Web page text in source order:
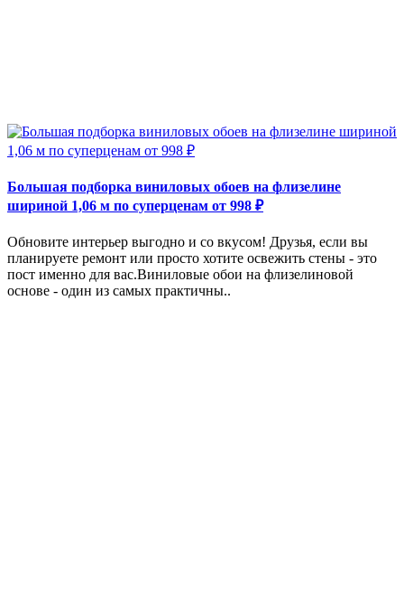
Большая подборка виниловых обоев на флизелине
шириной 1,06 м по суперценам от 998 ₽
Обновите интерьер выгодно и со вкусом! Друзья, если вы
планируете ремонт или просто хотите освежить стены - это
пост именно для вас.Виниловые обои на флизелиновой
основе - один из самых практичны..